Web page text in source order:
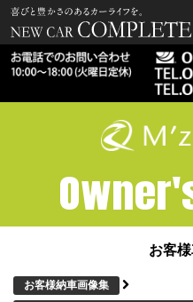
お客
お客様納車画像集